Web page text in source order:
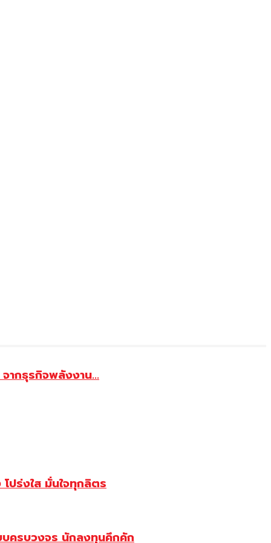
ากธุรกิจพลังงาน...
ปร่งใส มั่นใจทุกลิตร
บครบวงจร นักลงทุนคึกคัก